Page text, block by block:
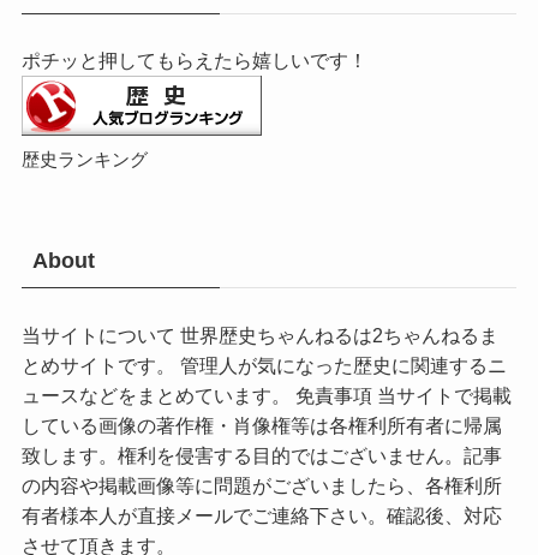
ポチッと押してもらえたら嬉しいです！
歴史ランキング
About
当サイトについて 世界歴史ちゃんねるは2ちゃんねるま
とめサイトです。 管理人が気になった歴史に関連するニ
ュースなどをまとめています。 免責事項 当サイトで掲載
している画像の著作権・肖像権等は各権利所有者に帰属
致します。権利を侵害する目的ではございません。記事
の内容や掲載画像等に問題がございましたら、各権利所
有者様本人が直接メールでご連絡下さい。確認後、対応
させて頂きます。